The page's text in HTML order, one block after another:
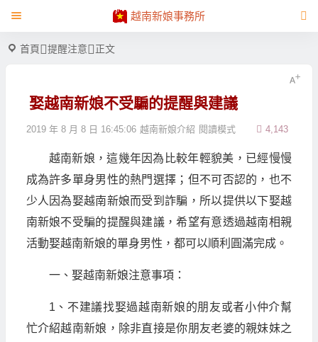
越南新娘事務所
首頁 提醒注意 正文
娶越南新娘不受騙的提醒與建議
2019 年 8 月 8 日 16:45:06 越南新娘介紹 4,143
閱讀模式
越南新娘，這幾年因為比較年輕貌美，已經慢慢
成為許多單身男性的熱門選擇；但不可否認的，也不
少人因為娶越南新娘而受到詐騙，所以提供以下娶越
南新娘不受騙的提醒與建議，希望有意透過越南相親
活動娶越南新娘的單身男性，都可以順利圓滿完成。
一、娶越南新娘注意事項：
1、不建議找娶過越南新娘的朋友或者小仲介幫
忙介紹越南新娘，除非直接是你朋友老婆的親妹妹之